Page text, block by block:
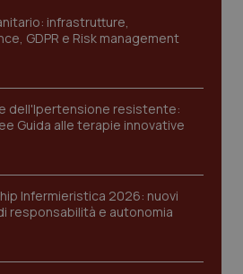
infrastrutture,
GDPR e Risk management
dell'Ipertensione resistente:
Guida alle terapie innovative
Infermieristica 2026: nuovi
responsabilità e autonomia
CookieScript